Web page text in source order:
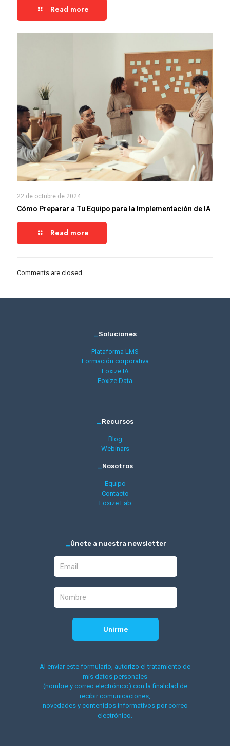
Read more
22 de octubre de 2024
Cómo Preparar a Tu Equipo para la Implementación de IA
Read more
Comments are closed.
Soluciones
Plataforma LMS
Formación corporativa
Foxize IA
Foxize Data
Recursos
Blog
Webinars
Nosotros
Equipo
Contacto
Foxize Lab
Únete a nuestra newsletter
Al enviar este formulario, autorizo el tratamiento de
mis datos personales
(nombre y correo electrónico) con la finalidad de
recibir comunicaciones,
novedades y contenidos informativos por correo
electrónico.